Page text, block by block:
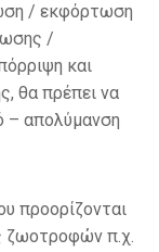
/ εκφόρτωση
/
και
θα πρέπει να
– απολύμανση
προορίζονται
ζωοτροφών π.χ.